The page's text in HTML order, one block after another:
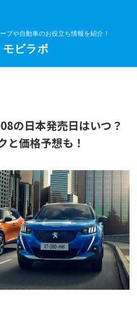
プや自動車のお役立ち情報を紹介！
モビラボ
の日本発売日はいつ？
と価格予想も！